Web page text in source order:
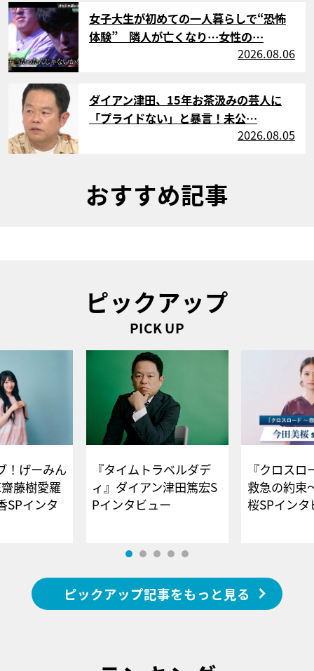
サムネイル
女子大生が初めての一人暮らしで“恐怖
体験” 隣人が亡くなり…女性の…
2026.08.06
ダイアン津田、15年お茶汲みの芸人に
「プライドない」と暴言！未公…
2026.08.05
おすすめ記事
ピックアップ
PICK UP
！げーみん
藤樹愛羅
SPインタ
『タイムトラベルダデ
ィ』ダイアン津田篤宏S
Pインタビュー
『クロス
救急の約束
桜SPイ
ピックアップ記事をもっと見る